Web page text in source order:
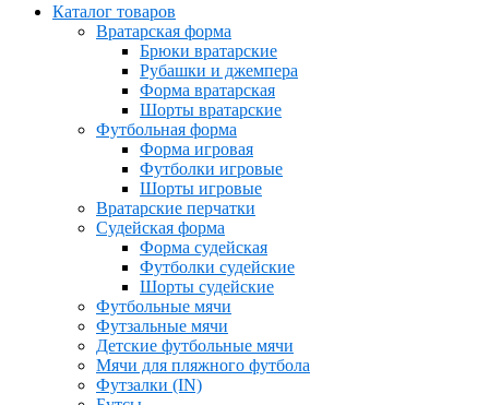
Каталог товаров
Вратарская форма
Брюки вратарские
Рубашки и джемпера
Форма вратарская
Шорты вратарские
Футбольная форма
Форма игровая
Футболки игровые
Шорты игровые
Вратарские перчатки
Судейская форма
Форма судейская
Футболки судейские
Шорты судейские
Футбольные мячи
Футзальные мячи
Детские футбольные мячи
Мячи для пляжного футбола
Футзалки (IN)